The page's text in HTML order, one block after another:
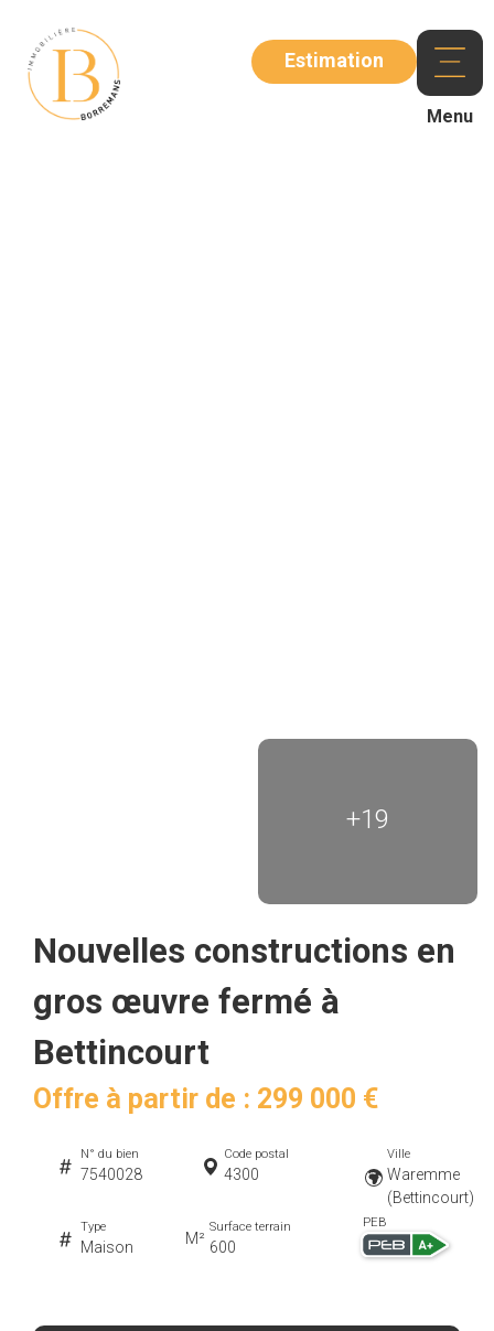
Estimation
Menu
+19
Nouvelles constructions en
gros œuvre fermé à
Bettincourt
Offre à partir de : 299 000 €
N° du bien
7540028
Code postal
4300
Ville
Waremme
(Bettincourt)
Type
Maison M²
Surface terrain
600
PEB